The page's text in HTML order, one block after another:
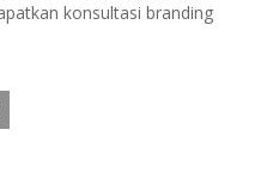
konsultasi branding